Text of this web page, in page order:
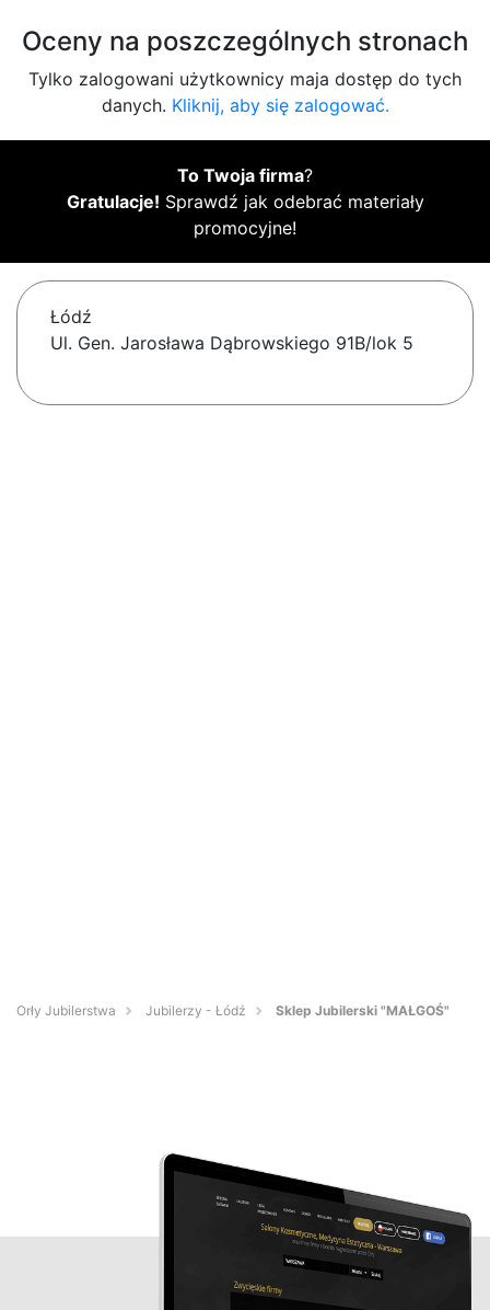
Oceny na poszczególnych stronach
Tylko zalogowani użytkownicy maja dostęp do tych
danych. Kliknij, aby się zalogować.
To Twoja firma?
Gratulacje! Sprawdź jak odebrać materiały
promocyjne!
Łódź
Ul. Gen. Jarosława Dąbrowskiego 91B/lok 5
Orły Jubilerstwa Jubilerzy - Łódź Sklep Jubilerski "MAŁGOŚ"